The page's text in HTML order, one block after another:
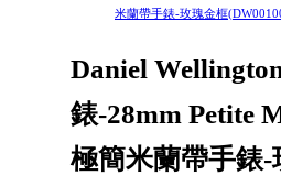
米蘭帶手錶-玫瑰金框
Daniel
錶-28mm Petite
極簡米蘭帶手錶-